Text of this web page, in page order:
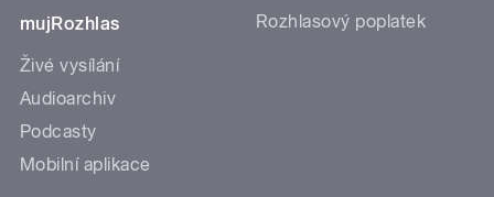
mujRozhlas
Živé vysílání
Audioarchiv
Podcasty
Mobilní aplikace
Rozhlasový poplatek